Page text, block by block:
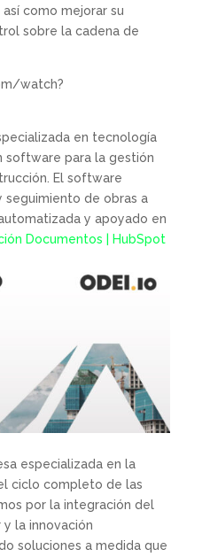
como mejorar su
sobre la cadena de
watch?
en tecnología
software para la gestión
El software
seguimiento de obras a
y apoyado en
Documentos | HubSpot
especializada en la
ciclo completo de las
por la integración del
la innovación
soluciones a medida que